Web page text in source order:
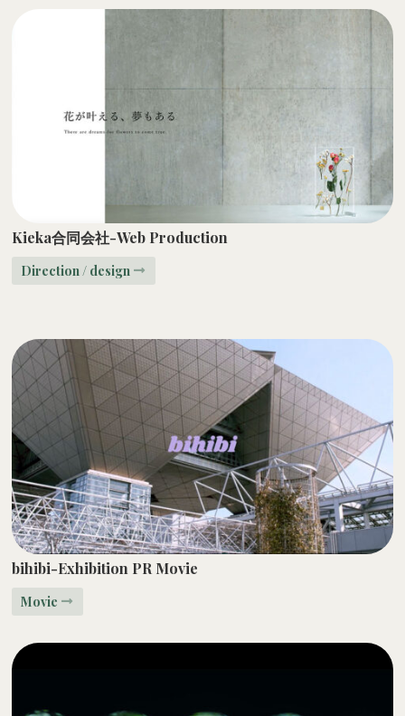
Kieka合同会社-Web Production
Direction / design
bihibi-Exhibition PR Movie
Movie